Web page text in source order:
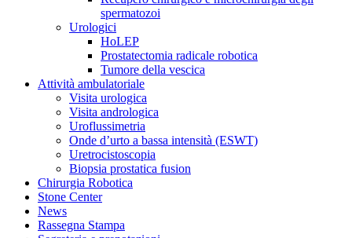
spermatozoi
Urologici
HoLEP
Prostatectomia radicale robotica
Tumore della vescica
Attività ambulatoriale
Visita urologica
Visita andrologica
Uroflussimetria
Onde d’urto a bassa intensità (ESWT)
Uretrocistoscopia
Biopsia prostatica fusion
Chirurgia Robotica
Stone Center
News
Rassegna Stampa